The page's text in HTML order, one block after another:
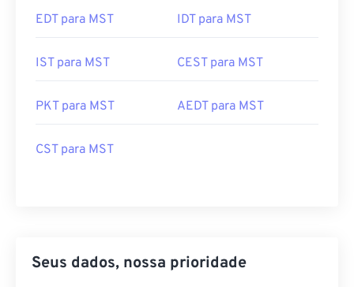
EDT para MST IDT para MST
IST para MST CEST para MST
PKT para MST AEDT para MST
CST para MST
Seus dados, nossa prioridade